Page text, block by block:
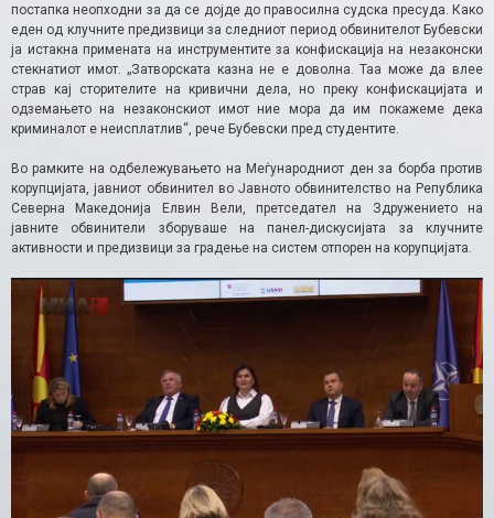
постапка неопходни за да се дојде до правосилна судска пресуда. Како
еден од клучните предизвици за следниот период обвинителот Бубевски
ја истакна примената на инструментите за конфискација на незаконски
стекнатиот имот. „Затворската казна не е доволна. Таа може да влее
страв кај сторителите на кривични дела, но преку конфискацијата и
одземањето на незаконскиот имот ние мора да им покажеме дека
криминалот е неисплатлив“, рече Бубевски пред студентите.
Во рамките на одбележувањето на Меѓународниот ден за борба против
корупцијата, јавниот обвинител во Јавното обвинителство на Република
Северна Македонија Елвин Вели, претседател на Здружението на
јавните обвинители зборуваше на панел-дискусијата за клучните
активности и предизвици за градење на систем отпорен на корупцијата.